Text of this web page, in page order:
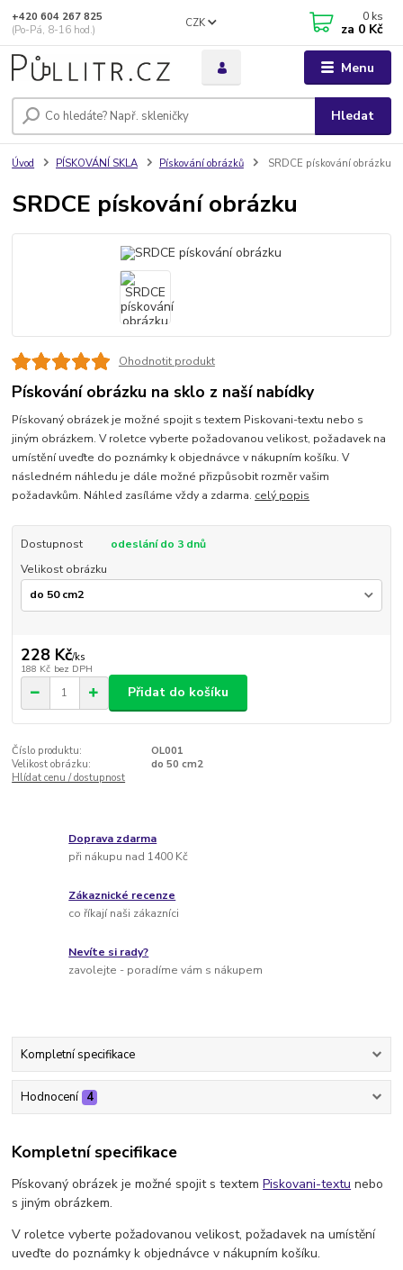
Menu
CZK
Hledat
+420 604 267 825
(Po-Pá, 8-16 hod.)
0 ks
za 0 Kč
Úvod PÍSKOVÁNÍ SKLA Pískování obrázků SRDCE pískování obrázku
SRDCE pískování obrázku
Ohodnotit produkt
Pískování obrázku na sklo z naší nabídky
Pískovaný obrázek je možné spojit s textem Piskovani-textu nebo s
jiným obrázkem. V roletce vyberte požadovanou velikost, požadavek na
umístění uveďte do poznámky k objednávce v nákupním košíku. V
následném náhledu je dále možné přizpůsobit rozměr vašim
požadavkům. Náhled zasíláme vždy a zdarma. celý popis
Dostupnost
odeslání do 3 dnů
Velikost obrázku
228 Kč/ks
188 Kč bez DPH
Přidat do košíku
Číslo produktu:
OL001
Velikost obrázku:
do 50 cm2
Hlídat cenu / dostupnost
Doprava zdarma
při nákupu nad 1400 Kč
Zákaznické recenze
co říkají naši zákazníci
Nevíte si rady?
zavolejte - poradíme vám s nákupem
Kompletní specifikace
Hodnocení 4
Kompletní specifikace
Pískovaný obrázek je možné spojit s textemPiskovani-textu nebo
s jiným obrázkem.
V roletce vyberte požadovanou velikost, požadavek na umístění
uveďte do poznámky k objednávce v nákupním košíku.